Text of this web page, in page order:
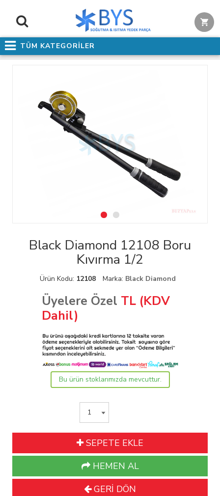
TÜM KATEGORİLER
Black Diamond 12108 Boru
Kıvırma 1/2
Ürün Kodu: 12108 Marka: Black Diamond
Üyelere Özel TL (KDV
Dahil)
Bu ürün stoklarımızda mevcuttur.
SEPETE EKLE
HEMEN AL
GERİ DÖN